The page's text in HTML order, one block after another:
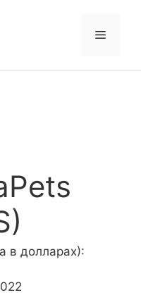
Меню
в долларах):